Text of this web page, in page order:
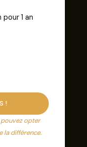
1 an
!
opter
la différence.